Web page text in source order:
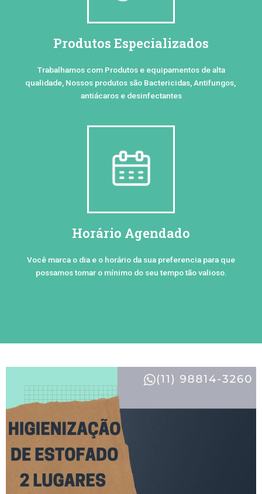
Produtos Especializados
Trabalhamos com Produtos e equipamentos de alta
qualidade, Nossos produtos são Bactericidas, Antifungos,
antiácaros e desinfectantes
Horário Agendado
Você marca o dia e o horário da sua preferencia para que
possamos tomar o mínimo do seu tempo tão valioso.